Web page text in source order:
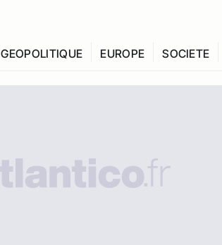
GEOPOLITIQUE EUROPE SOCIETE